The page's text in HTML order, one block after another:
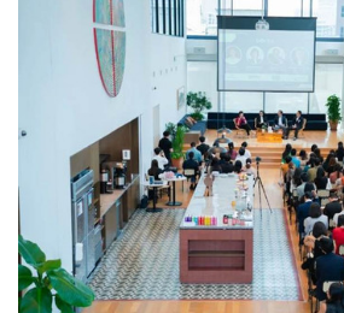
kiếm một văn phòng làm việc chuẩn
sôi động bậc nhất cả nước này.